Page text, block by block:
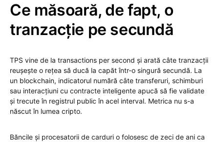
Ce măsoară, de fapt, o
tranzacție pe secundă
TPS vine de la transactions per second și arată câte tranzacții
reușește o rețea să ducă la capăt într-o singură secundă. La
un blockchain, indicatorul numără câte transferuri, schimburi
sau interacțiuni cu contracte inteligente apucă să fie validate
și trecute în registrul public în acel interval. Metrica nu s-a
născut în lumea cripto.
Băncile și procesatorii de carduri o folosesc de zeci de ani ca